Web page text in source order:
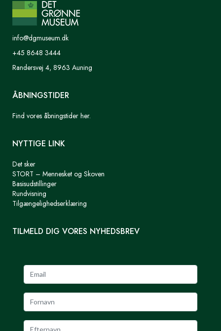
info@dgmuseum.dk
+45 8648 3444
Randersvej 4, 8963 Auning
ÅBNINGSTIDER
Find vores åbningstider her.
NYTTIGE LINK
Det sker
STORT – Mennesket og Skoven
Basisudstillinger
Rundvisning
Tilgængelighedserklæring
TILMELD DIG VORES NYHEDSBREV